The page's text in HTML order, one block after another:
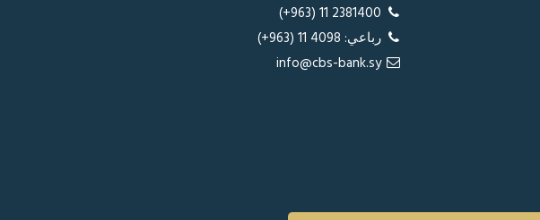
رباعي: 4098 11 (963+)
info@cbs-bank.sy